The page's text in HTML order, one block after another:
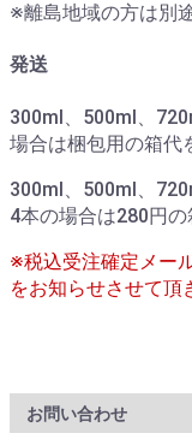
※離島地域の方は別
発送
300ml、500ml、
場合は梱包用の箱代
300ml、500ml、
4本の場合は280円の
※税込受注確定メー
をお知らせさせて頂
お問い合わせ